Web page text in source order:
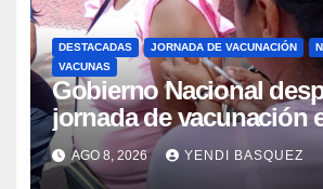
DESTACADAS JORNADA DE VACUNACIÓN
VACUNAS
Gobierno Nacional
jornada de vacunación
Guaira para garantizar
epidemiológica
AGO 8, 2026 YENDI BASQUEZ